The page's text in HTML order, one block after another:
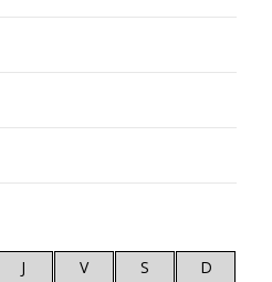
J V S
D